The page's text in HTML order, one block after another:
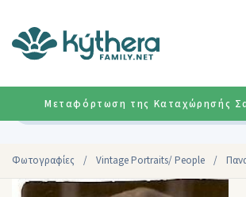
Φωτογραφίες / Vintage Portraits/ People /
Μεταφόρτωση της Καταχώρησής